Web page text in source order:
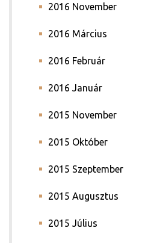
2016 November
2016 Március
2016 Február
2016 Január
2015 November
2015 Október
2015 Szeptember
2015 Augusztus
2015 Július